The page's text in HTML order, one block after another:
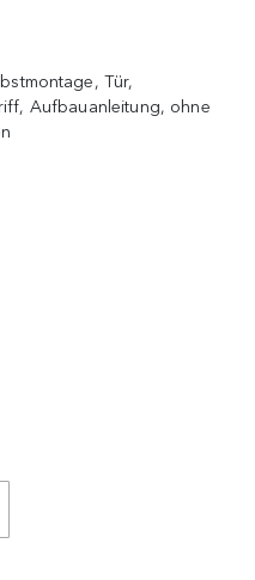
Tür,
Aufbauanleitung, ohne